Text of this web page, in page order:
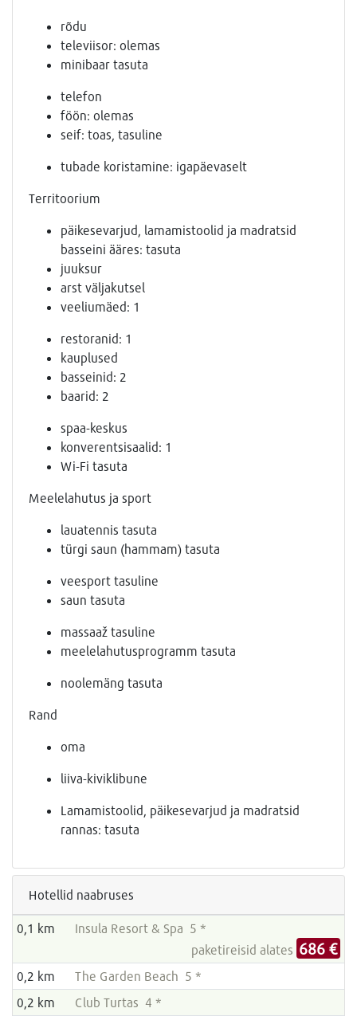
rõdu
televiisor: olemas
minibaar tasuta
telefon
föön: olemas
seif: toas, tasuline
tubade koristamine: igapäevaselt
Territoorium
päikesevarjud, lamamistoolid ja madratsid
basseini ääres: tasuta
juuksur
arst väljakutsel
veeliumäed: 1
restoranid: 1
kauplused
basseinid: 2
baarid: 2
spaa-keskus
konverentsisaalid: 1
Wi-Fi tasuta
Meelelahutus ja sport
lauatennis tasuta
türgi saun (hammam) tasuta
veesport tasuline
saun tasuta
massaaž tasuline
meelelahutusprogramm tasuta
noolemäng tasuta
Rand
oma
liiva-kiviklibune
Lamamistoolid, päikesevarjud ja madratsid
rannas: tasuta
Hotellid naabruses
0,1 km
Insula Resort & Spa 5 *
paketireisid alates 686 €
0,2 km
The Garden Beach 5 *
0,2 km
Club Turtas 4 *